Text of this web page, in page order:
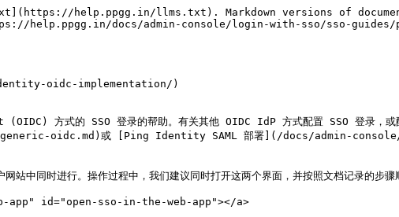
help.ppgg.in/llms.txt). Markdown versions of
help.ppgg.in/docs/admin-console/login-with-sso/sso-
oidc-implementation/)
方式的 SSO 登录的帮助。有关其他 OIDC IdP 方式配置 SSO 登录
oidc.md)或 [Ping Identity SAML 部署](/docs/admin-
时进行。操作过程中，我们建议同时打开这两个界面，并按照文档记录的步骤顺
app" id="open-sso-in-the-web-app"></a>